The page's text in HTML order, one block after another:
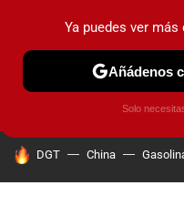
PRUEBAS COCHES
HOY SE HABLA DE
DGT China
Ya puedes ver
Añádenos
Solo